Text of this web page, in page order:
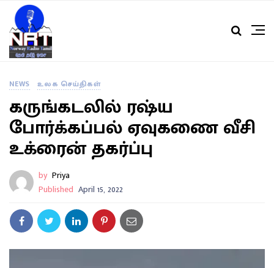
NEWS உலக செய்திகள்
கருங்கடலில் ரஷ்ய
போர்க்கப்பல் ஏவுகணை வீசி
உக்ரைன் தகர்ப்பு
by Priya
Published April 15, 2022